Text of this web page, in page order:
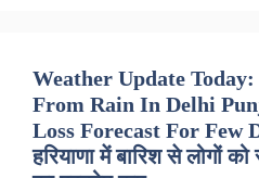
Weather Update
From Rain In Delhi
Loss Forecast For Few
हरियाणा में बारिश से लोगों